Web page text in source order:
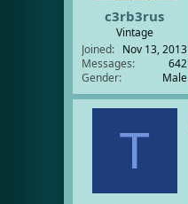
c3rb3rus
Vintage
Joined
Nov 13, 2013
Messages
642
Gender
Male
T